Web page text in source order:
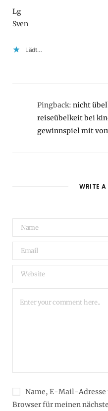
Lg
Sven
Lädt…
Pingback: nicht
reiseübelkeit bei
gewinnspiel mit
WRITE
Name, E-Mail-Adresse
Browser für meinen